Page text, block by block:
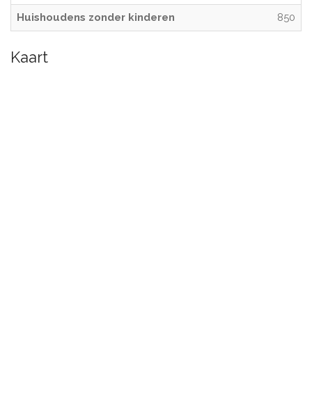
Huishoudens zonder kinderen 850
Kaart